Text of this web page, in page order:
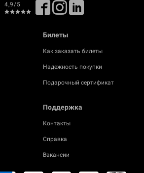
4,9/5
Билеты
Как заказать билеты
Надежность покупки
Подарочный сертификат
Поддержка
Контакты
Справка
Вакансии